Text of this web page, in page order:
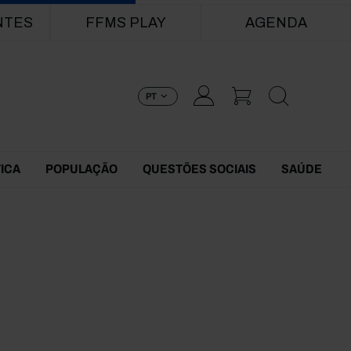
FFMS PLAY AGENDA
PT
POPULAÇÃO QUESTÕES SOCIAIS SAÚDE